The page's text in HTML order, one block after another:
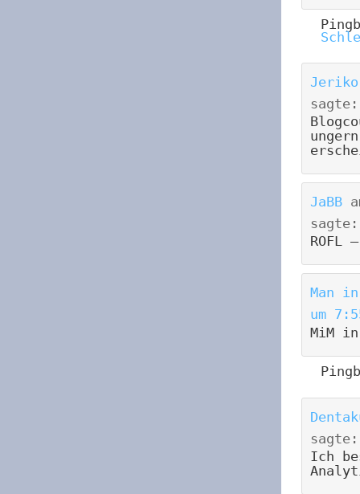
Jeriko
sagte:
JaBB
sagte:
ROFL
Man
um
MiM
sagte:
Ich